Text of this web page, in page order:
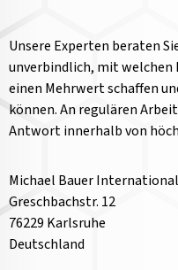
Unsere Experten beraten
unverbindlich, mit welchen
einen Mehrwert schaffen
können. An regulären
Antwort innerhalb von
Michael Bauer
Greschbachstr. 12
76229 Karlsruhe
Deutschland